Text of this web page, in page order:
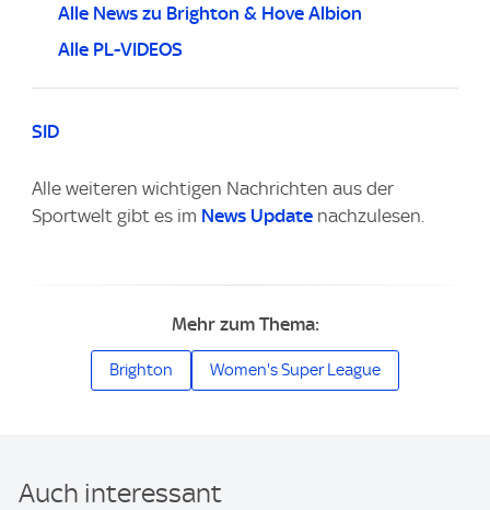
Alle News zu Brighton & Hove Albion
Alle PL-VIDEOS
SID
Alle weiteren wichtigen Nachrichten aus der
Sportwelt gibt es im News Update nachzulesen.
Mehr zum Thema:
Brighton Women's Super League
Auch interessant